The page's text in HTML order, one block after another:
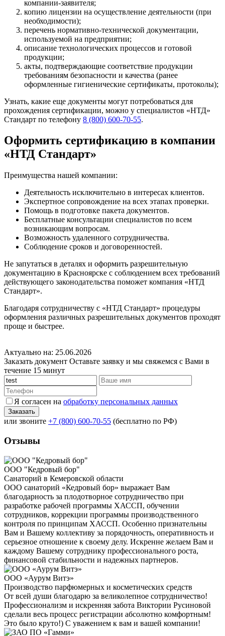
компании-заявителя;
копию лицензии на осуществление деятельности (при
необходимости);
перечень нормативно-технической документации,
используемой на предприятии;
описание технологических процессов и готовой
продукции;
акты, подтверждающие соответствие продукции
требованиям безопасности и качества (ранее
оформленные гигиенические сертификаты, протоколы);
Узнать, какие еще документы могут потребоваться для
прохождения сертификации, можно у специалистов «НТД»
Стандарт по телефону 8 (800) 600-70-55.
Оформить сертификацию в компании
«НТД Стандарт»
Преимущества нашей компании:
Деятельность исключительно в интересах клиентов.
Экспертное сопровождение на всех этапах проверки.
Помощь в подготовке пакета документов.
Бесплатные консультации специалистов по всем
возникающим вопросам.
Возможность удаленного сотрудничества.
Соблюдение сроков и договоренностей.
Не запутаться в деталях и оформить разрешительную
документацию в Красноярске с соблюдением всех требований
действующего законодательства поможет компания «НТД
Стандарт».
Благодаря сотрудничеству с «НТД Стандарт» процедуры
оформления различных разрешительных документов проходят
проще и быстрее.
Актуально на: 25.06.2026
Заказать документ Оставьте заявку и мы свяжемся с Вами в
течение 15 минут
Я согласен на обработку персональных данных
или звоните +7 (800) 600-70-55 (бесплатно по РФ)
Отзывы
ООО "Кедровый бор"
Санаторий в Кемеровской области
ООО санаторий «Кедровый бор» выражает Вам
благодарность за плодотворное сотрудничество при
разработке рабочей программы ХАССП, обучении
сотрудников, коррекции программы производственного
контроля по принципам ХАССП. Особенно признательны
Вам и Вашему коллективу за порядочность, оперативность и
серьезное отношение к своему делу. Искренне желаем Вам и
каждому Вашему сотруднику профессионального роста,
финансовой стабильности и надежных партнеров.
ООО «Аурум Витэ»
Производство парфюмерных и косметических средств
От всей души благодарю за великолепное сотрудничество!
Профессионализм и искренняя забота Виктории Русиновой
сделали весь процесс регистрации абсолютно комфортным!
Это было круто!) С уважением к вам и вашей компании!